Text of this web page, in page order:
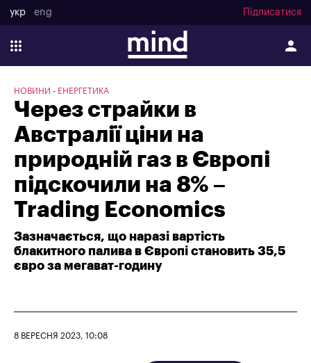
укр eng Підписатися
НОВИНИ ЕНЕРГЕТИКА
Через страйки в
Австралії ціни на
природній газ в Європі
підскочили на 8% –
Trading Economics
Зазначається, що наразі вартість
блакитного палива в Європі становить 35,5
євро за мегават-годину
8 ВЕРЕСНЯ 2023, 10:08